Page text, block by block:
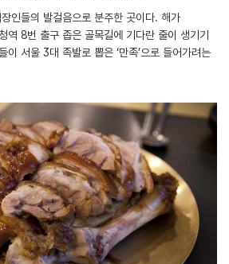
인들의 발걸음으로 분주한 곳이다. 해가
역 8번 출구 좁은 골목길에 기다란 줄이 생기기
이 서울 3대 족발로 뽑은 ‘만족’으로 들어가려는